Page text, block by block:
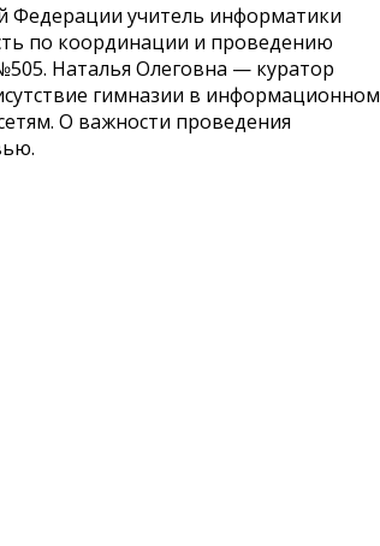
Федерации учитель информатики
по координации и проведению
Наталья Олеговна — куратор
гимназии в информационном
О важности проведения